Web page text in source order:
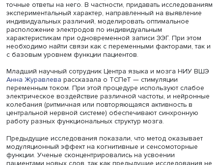
«Значимое улучшение наблюдается не у всех
по всем параметрам. Протокол один и тот же,
одинаковая, но у кого-то настали улучшения, а у кого-
Мы до сих пор не понимаем, какие факторы стоят за
вариативностью», — рассказала эксперт.
но ученые выдвинули ряд предположений,
различных исследованиях. Среди них:
Нет содержимого
Нет содержимого
Нет содержимого
Нет содержимого
Нет содержимого
Нет содержимого